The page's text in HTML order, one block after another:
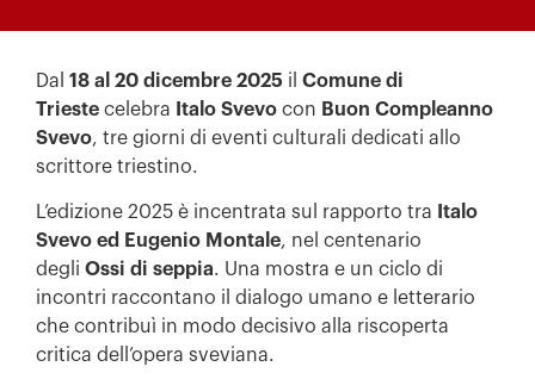
Dal 18 al 20 dicembre 2025 il Comune di
Trieste celebra Italo Svevo con Buon Compleanno
Svevo, tre giorni di eventi culturali dedicati allo
scrittore triestino.
L’edizione 2025 è incentrata sul rapporto tra
Italo
Svevo ed Eugenio Montale, nel centenario
degli Ossi di seppia. Una mostra e un ciclo di
incontri raccontano il dialogo umano e letterario
che contribuì in modo decisivo alla riscoperta
critica dell’opera sveviana.